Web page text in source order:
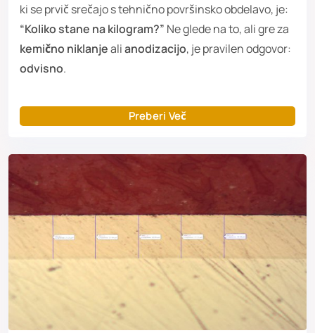
ki se prvič srečajo s tehnično površinsko obdelavo, je:
“Koliko stane na kilogram?” Ne glede na to, ali gre za
kemično niklanjealianodizacijo, je pravilen odgovor:
odvisno.
Preberi Več